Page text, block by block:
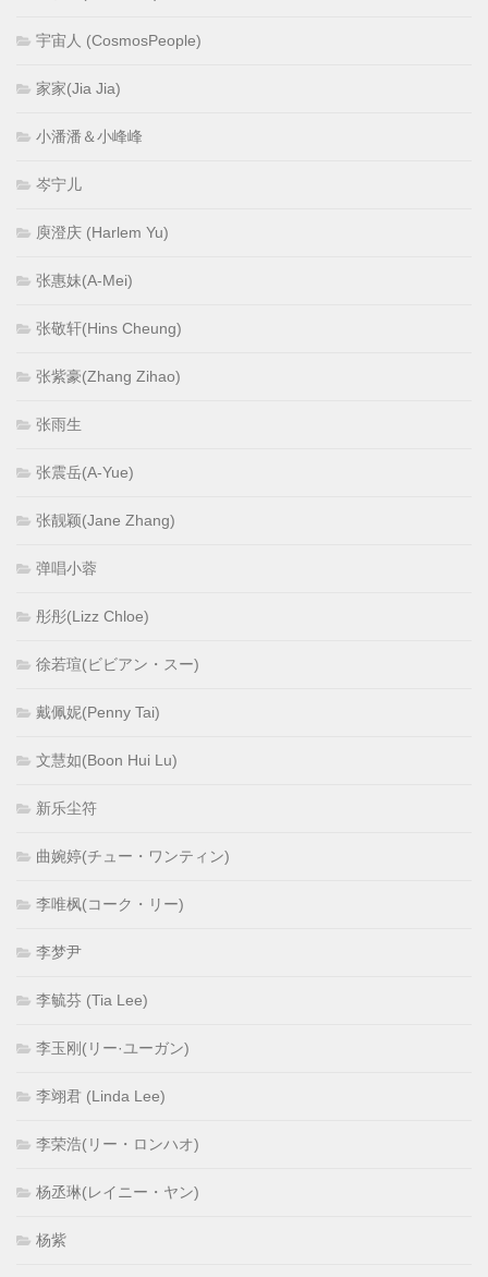
宇宙人 (CosmosPeople)
家家(Jia Jia)
小潘潘＆小峰峰
岑宁儿
庾澄庆 (Harlem Yu)
张惠妹(A-Mei)
张敬轩(Hins Cheung)
张紫豪(Zhang Zihao)
张雨生
张震岳(A-Yue)
张靓颖(Jane Zhang)
弹唱小蓉
彤彤(Lizz Chloe)
徐若瑄(ビビアン・スー)
戴佩妮(Penny Tai)
文慧如(Boon Hui Lu)
新乐尘符
曲婉婷(チュー・ワンティン)
李唯枫(コーク・リー)
李梦尹
李毓芬 (Tia Lee)
李玉刚(リー·ユーガン)
李翊君 (Linda Lee)
李荣浩(リー・ロンハオ)
杨丞琳(レイニー・ヤン)
杨紫